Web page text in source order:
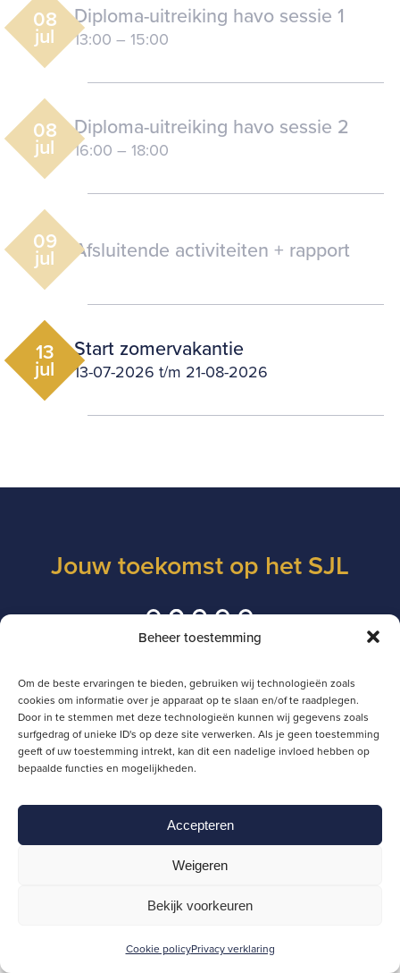
Beheer toestemming
Om de beste ervaringen te bieden, gebruiken wij technologieën zoals
cookies om informatie over je apparaat op te slaan en/of te raadplegen.
Door in te stemmen met deze technologieën kunnen wij gegevens zoals
surfgedrag of unieke ID's op deze site verwerken. Als je geen toestemming
geeft of uw toestemming intrekt, kan dit een nadelige invloed hebben op
bepaalde functies en mogelijkheden.
Accepteren
Weigeren
Bekijk voorkeuren
Cookie policyPrivacy verklaring
08
jul
Diploma-uitreiking havo sessie 1
13:00 – 15:00
08
jul
Diploma-uitreiking havo sessie 2
16:00 – 18:00
09
jul Afsluitende activiteiten + rapport
13
jul
Start zomervakantie
13-07-2026 t/m 21-08-2026
Jouw toekomst op het SJL
leerlingen en docenten op het Sint-
Janslyceum. Wat maakt onze school uniek en
wat kun je hier verwachten? Een speciaal
voorproefje voor jou! Zie je snel op het SJL!
Start